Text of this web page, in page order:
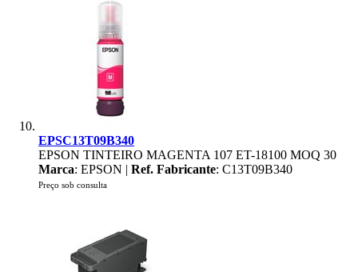
EPSC13T09B340
EPSON TINTEIRO MAGENTA 107 ET-18100 MOQ 30
Marca: EPSON | Ref. Fabricante: C13T09B340
Preço sob consulta